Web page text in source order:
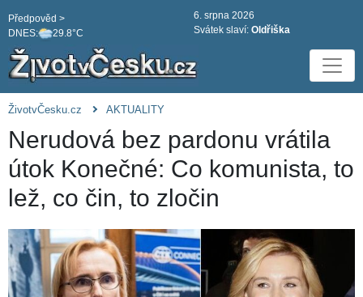
DNES: 29.8°C
Předpověd >
6. srpna 2026
Svátek slaví: Oldřiška
ŽivotvČesku.cz AKTUALITY
Nerudová bez pardonu vrátila
útok Konečné: Co komunista, to
lež, co čin, to zločin